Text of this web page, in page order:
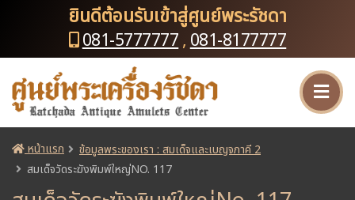
ยินดีต้อนรับเข้าสู่ศูนย์พระรัชดา
081-5777777, 081-8177777
หน้าแรก
ข้อมูลพระของเรา : สมเด็จและเบญจภาคี 2
สมเด็จวัดระฆังพิมพ์ใหญ่NO. 117